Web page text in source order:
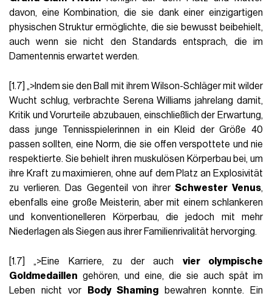
davon, eine Kombination, die sie dank einer einzigartigen
physischen Struktur ermöglichte, die sie bewusst beibehielt,
auch wenn sie nicht den Standards entsprach, die im
Damentennis erwartet werden.
[1.7] „>Indem sie den Ball mit ihrem Wilson-Schläger mit wilder
Wucht schlug, verbrachte Serena Williams jahrelang damit,
Kritik und Vorurteile abzubauen, einschließlich der Erwartung,
dass junge Tennisspielerinnen in ein Kleid der Größe 40
passen sollten, eine Norm, die sie offen verspottete und nie
respektierte. Sie behielt ihren muskulösen Körperbau bei, um
ihre Kraft zu maximieren, ohne auf dem Platz an Explosivität
zu verlieren. Das Gegenteil von ihrerSchwester Venus,
ebenfalls eine große Meisterin, aber mit einem schlankeren
und konventionelleren Körperbau, die jedoch mit mehr
Niederlagen als Siegen aus ihrer Familienrivalität hervorging.
[1.7] „>Eine Karriere, zu der auch vier olympische
Goldmedaillen gehören, und eine, die sie auch spät im
Leben nicht vor
Body Shaming bewahren konnte. Ein